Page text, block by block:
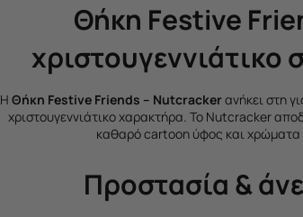
Θήκη Festive
χριστουγεννιάτικο
Η Θήκη Festive Friends – Nutcracker ανήκει στη
χριστουγεννιάτικο χαρακτήρα. Το Nutcracker
καθαρό cartoon ύφος και χρώματα
Προστασία &